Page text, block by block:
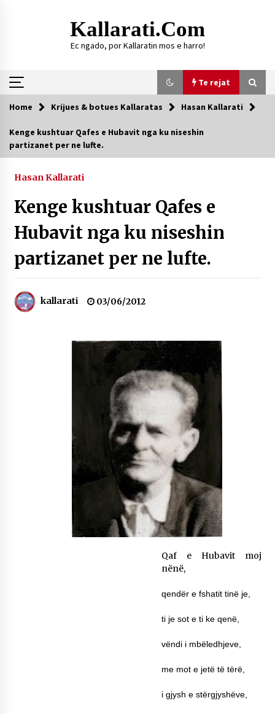
Kallarati.com
Ec ngado, por Kallaratin mos e harro!
Te rejat
Te rejat
DURRËS: ZGJEDHJE TË REJA TË DEGËS SË
16/07/2026
Gazeta Kallarati nr. 118
07/07/2026
SI U ARRIT TË REALIZOHEJ PERLA FOLKLORIKE
06/06/2026
ZHVILLUA EDICIONI I TRETË I PIKNIKU
PRANVEROR
Gazeta Kallarati nr. 117
Mbi kockat e martirëve ngrihet Atdheu
Gazeta Kallarati nr. 115
Faksimilet e një 83 vjetori lufte: Çfarë shkruan
Vexhi Buharaja për Heroin e Popullit, Mumin
KALLARATI NË AKSIONET KOMBËTARE PËR
RINDËRTIMIN E VENDIT – NGA ÇIZE XHAFERAJ
KALLARATIN SI MËSUES I MATEMATIKËS, POR
EDHE SI NJË BANOR I PËRKOHSHËM I TIJ”
Home Krijues & botues Kallaratas Hasan Kallarati
Kenge kushtuar Qafes e Hubavit nga ku niseshin
partizanet per ne lufte.
Hasan Kallarati
Kenge kushtuar Qafes e
Hubavit nga ku niseshin
partizanet per ne lufte.
kallarati 03/06/2012
Qaf e Hubavit moj
nënë,
qendër e fshatit tinë je,
ti je sot e ti ke qenë,
vëndi i mbëledhjeve,
me mot e jetë të tërë,
i gjysh e stërgjyshëve,